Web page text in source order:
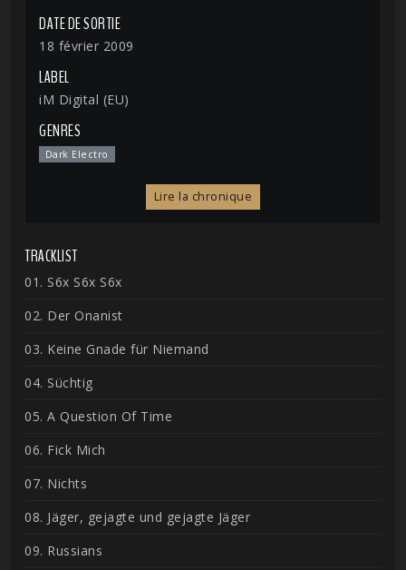
DATE DE SORTIE
18 février 2009
LABEL
iM Digital (EU)
GENRES
Dark Electro
Lire la chronique
TRACKLIST
01. S6x S6x S6x
02. Der Onanist
03. Keine Gnade für Niemand
04. Süchtig
05. A Question Of Time
06. Fick Mich
07. Nichts
08. Jäger, gejagte und gejagte Jäger
09. Russians